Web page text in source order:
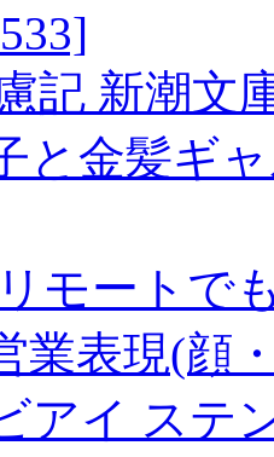
記 新潮文
と金髪ギ
モートで
業表現(顔
アイ ステ